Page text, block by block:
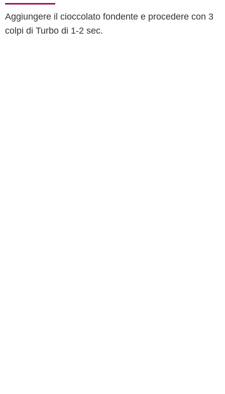
Aggiungere il cioccolato fondente e procedere con 3
colpi di Turbo di 1-2 sec.